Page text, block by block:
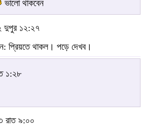
ভালো থাকবেন
দুপুর ১২:২৭
প্রিয়তে থাকল। পড়ে দেখব।
১:২৮
রাত ৯:০০